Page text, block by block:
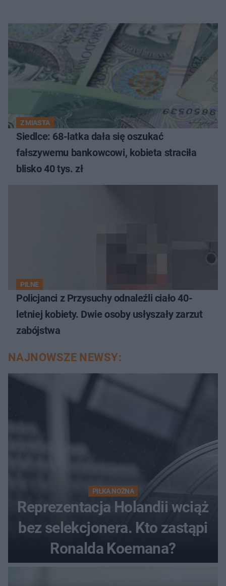
Z MIASTA
Siedlce: 68-latka dała się oszukać
fałszywemu bankowcowi, kobieta straciła
blisko 40 tys. zł
PILNE
Policjanci z Przysuchy odnaleźli ciało 40-
letniej kobiety. Dwie osoby usłyszały zarzut
zabójstwa
NAJNOWSZE NEWSY:
PIŁKA NOŻNA
Reprezentacja Holandii wciąż
bez selekcjonera. Kto zastąpi
Ronalda Koemana?